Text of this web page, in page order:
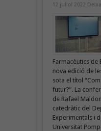
12 juliol 2022
Farmacèutics de
nova edició de
sota el títol
futur?”. La
de Rafael
catedràtic del
Experimentals i
Universitat